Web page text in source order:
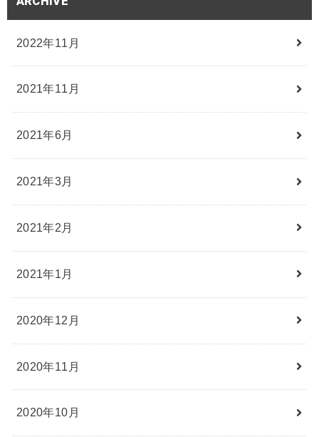
2022年11月
2021年11月
2021年6月
2021年3月
2021年2月
2021年1月
2020年12月
2020年11月
2020年10月